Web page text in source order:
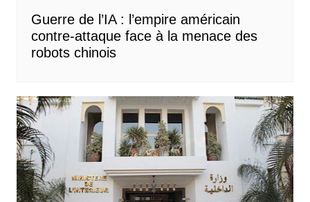
Guerre de l’IA : l’empire américain
contre-attaque face à la menace des
robots chinois